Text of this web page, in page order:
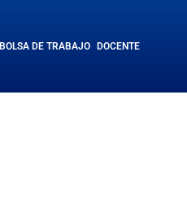
BOLSA DE TRABAJO DOCENTE